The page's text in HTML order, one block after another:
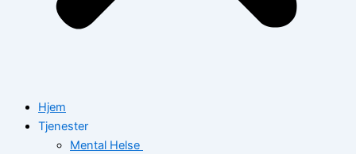
Hjem
Tjenester
Mental Helse